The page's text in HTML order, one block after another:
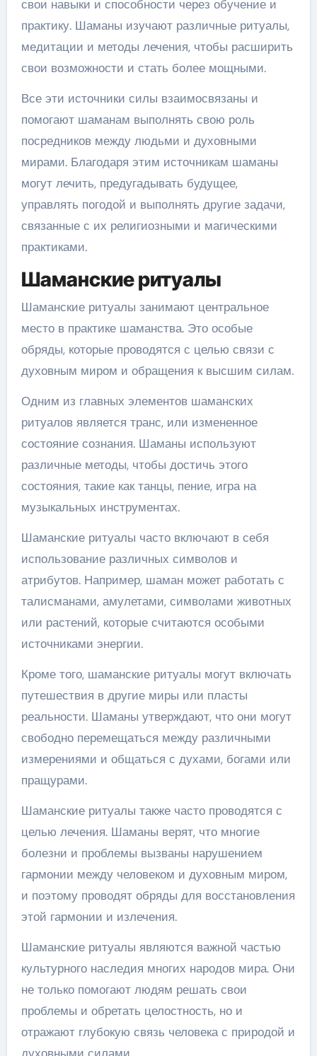
свои навыки и способности через обучение и
практику. Шаманы изучают различные ритуалы,
медитации и методы лечения, чтобы расширить
свои возможности и стать более мощными.
Все эти источники силы взаимосвязаны и
помогают шаманам выполнять свою роль
посредников между людьми и духовными
мирами. Благодаря этим источникам шаманы
могут лечить, предугадывать будущее,
управлять погодой и выполнять другие задачи,
связанные с их религиозными и магическими
практиками.
Шаманские ритуалы
Шаманские ритуалы занимают центральное
место в практике шаманства. Это особые
обряды, которые проводятся с целью связи с
духовным миром и обращения к высшим силам.
Одним из главных элементов шаманских
ритуалов является транс, или измененное
состояние сознания. Шаманы используют
различные методы, чтобы достичь этого
состояния, такие как танцы, пение, игра на
музыкальных инструментах.
Шаманские ритуалы часто включают в себя
использование различных символов и
атрибутов. Например, шаман может работать с
талисманами, амулетами, символами животных
или растений, которые считаются особыми
источниками энергии.
Кроме того, шаманские ритуалы могут включать
путешествия в другие миры или пласты
реальности. Шаманы утверждают, что они могут
свободно перемещаться между различными
измерениями и общаться с духами, богами или
пращурами.
Шаманские ритуалы также часто проводятся с
целью лечения. Шаманы верят, что многие
болезни и проблемы вызваны нарушением
гармонии между человеком и духовным миром,
и поэтому проводят обряды для восстановления
этой гармонии и излечения.
Шаманские ритуалы являются важной частью
культурного наследия многих народов мира. Они
не только помогают людям решать свои
проблемы и обретать целостность, но и
отражают глубокую связь человека с природой и